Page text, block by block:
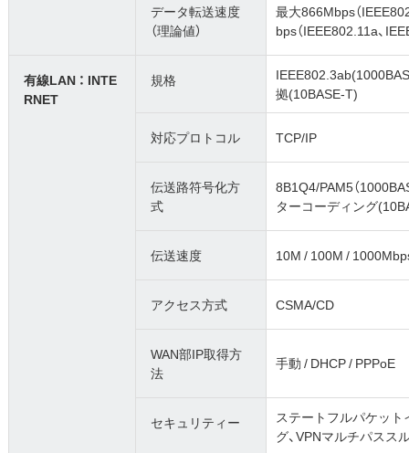
データ転送速度
（理論値）
最大866Mbps（
bps（IEEE802.11a、
有線LAN ： INTE
RNET
規格
拠(10BASE-T)
対応プロトコル TCP/IP
伝送路符号化方
式
8B1Q4/PAM5（
ターコーディング
伝送速度 10M / 100M /
アクセス方式 CSMA/CD
WAN部IP取得方
法
手動 / DHCP / PPPoE
セキュリティー
ステートフルパケッ
グ、VPNマルチパスス